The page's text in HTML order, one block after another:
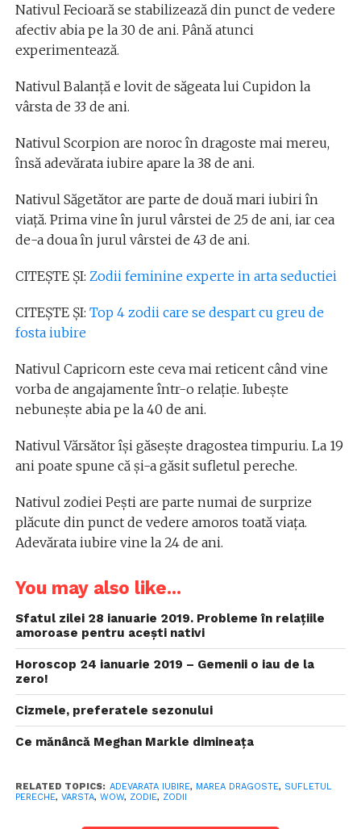
Nativul Fecioară se stabilizează din punct de vedere
afectiv abia pe la 30 de ani. Până atunci
experimentează.
Nativul Balanță e lovit de săgeata lui Cupidon la
vârsta de 33 de ani.
Nativul Scorpion are noroc în dragoste mai mereu,
însă adevărata iubire apare la 38 de ani.
Nativul Săgetător are parte de două mari iubiri în
viață. Prima vine în jurul vârstei de 25 de ani, iar cea
de-a doua în jurul vârstei de 43 de ani.
CITEȘTE ȘI: Zodii feminine experte in arta seductiei
CITEȘTE ȘI: Top 4 zodii care se despart cu greu de
fosta iubire
Nativul Capricorn este ceva mai reticent când vine
vorba de angajamente într-o relație. Iubește
nebunește abia pe la 40 de ani.
Nativul Vărsător își găsește dragostea timpuriu. La 19
ani poate spune că și-a găsit sufletul pereche.
Nativul zodiei Pești are parte numai de surprize
plăcute din punct de vedere amoros toată viața.
Adevărata iubire vine la 24 de ani.
You may also like...
Sfatul zilei 28 ianuarie 2019. Probleme în relațiile
amoroase pentru acești nativi
Horoscop 24 ianuarie 2019 – Gemenii o iau de la
zero!
Cizmele, preferatele sezonului
Ce mănâncă Meghan Markle dimineața
RELATED TOPICS: ADEVARATA IUBIRE, MAREA DRAGOSTE, SUFLETUL
PERECHE, VARSTA, WOW, ZODIE, ZODII